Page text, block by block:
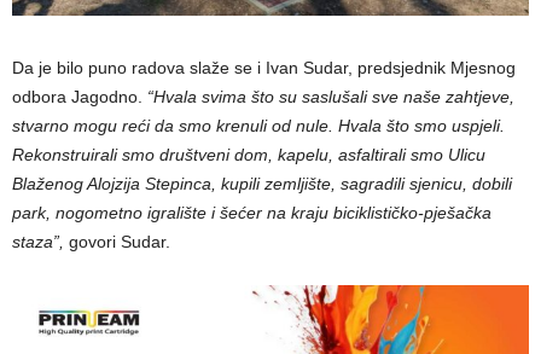
Da je bilo puno radova slaže se i Ivan Sudar, predsjednik Mjesnog
odbora Jagodno. “Hvala svima što su saslušali sve naše zahtjeve,
stvarno mogu reći da smo krenuli od nule. Hvala što smo uspjeli.
Rekonstruirali smo društveni dom, kapelu, asfaltirali smo Ulicu
Blaženog Alojzija Stepinca, kupili zemljište, sagradili sjenicu, dobili
park, nogometno igralište i šećer na kraju biciklističko-pješačka
staza”, govori Sudar.